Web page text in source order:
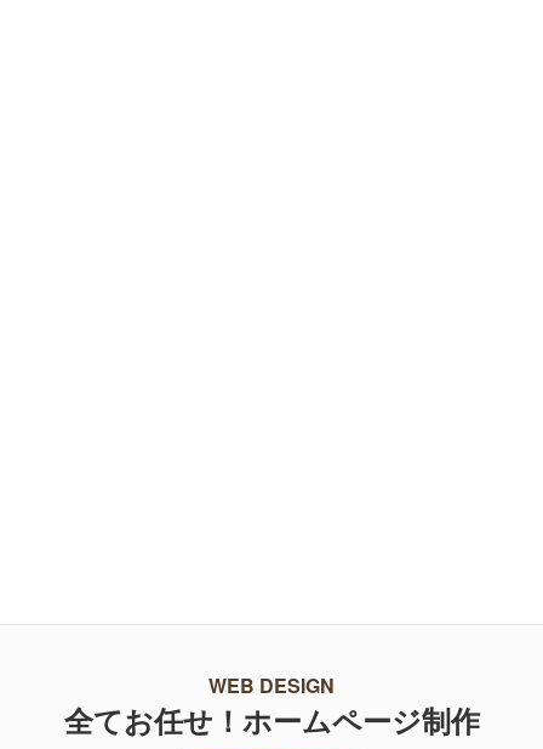
WEB DESIGN
全てお任せ！ホームページ制作